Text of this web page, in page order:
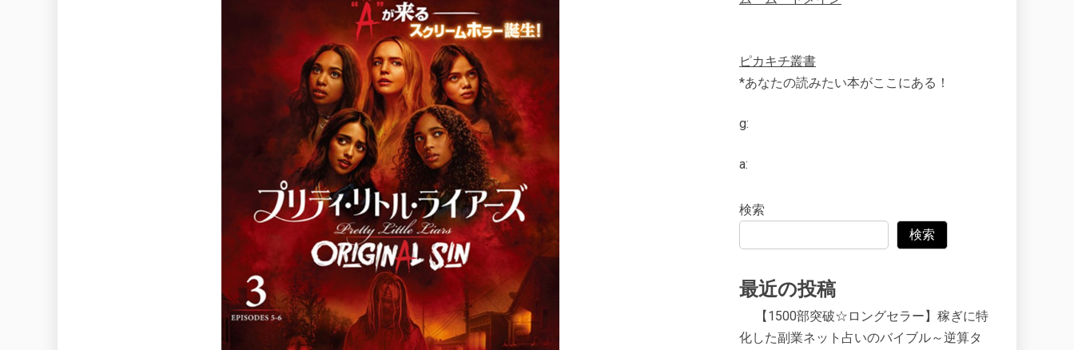
ピカキチ叢書
*あなたの読みたい本がここにある！
g:
a:
検索
検索
最近の投稿
【1500部突破☆ロングセラー】稼ぎに特
化した副業ネット占いのバイブル～逆算タ